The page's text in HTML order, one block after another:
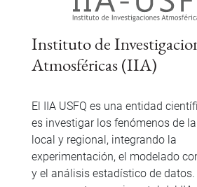
Instituto de
Atmosféricas (IIA)
El IIA USFQ es una entidad
es investigar los fenómenos de
local y regional, integrando la
experimentación, el modelado
y el análisis estadístico de datos.